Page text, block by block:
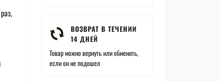
ВОЗВРАТ В ТЕЧЕНИИ
14 ДНЕЙ
Товар можно вернуть или обменять,
если он не подошел